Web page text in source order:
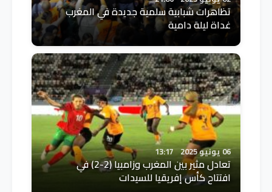
تظاهرات شبابية سلمية جديدة في المغرب
غداة ليلة دامية
06 يونيو 2025 13:17
تعادل مثير بين المغرب وزامبيا (2-2) في
افتتاح كأس إفريقيا للسيدات